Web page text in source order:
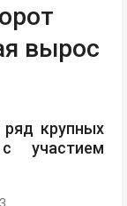
вырос
ряд крупных
участием